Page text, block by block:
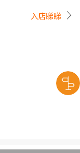
入店睇睇